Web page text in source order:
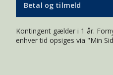
Betal og tilmeld
Kontingent gælder i 1 år.
enhver tid opsiges via "Min